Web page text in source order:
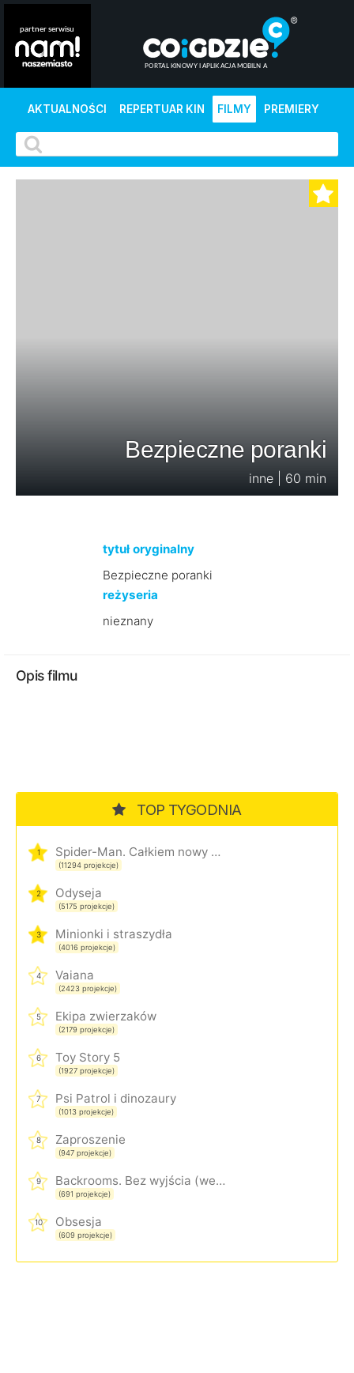
AKTUALNOŚCI REPERTUAR KIN FILMY PREMIERY
Bezpieczne poranki
inne | 60 min
tytuł oryginalny
Bezpieczne poranki
reżyseria
nieznany
Opis filmu
TOP TYGODNIA
1 Spider-Man. Całkiem nowy dzień
(11294 projekcje)
2 Odyseja
(5175 projekcje)
3 Minionki i straszydła
(4016 projekcje)
4 Vaiana
(2423 projekcje)
5 Ekipa zwierzaków
(2179 projekcje)
6 Toy Story 5
(1927 projekcje)
7 Psi Patrol i dinozaury
(1013 projekcje)
8 Zaproszenie
(947 projekcje)
9 Backrooms. Bez wyjścia (wersja rozszerzona)
(691 projekcje)
10 Obsesja
(609 projekcje)